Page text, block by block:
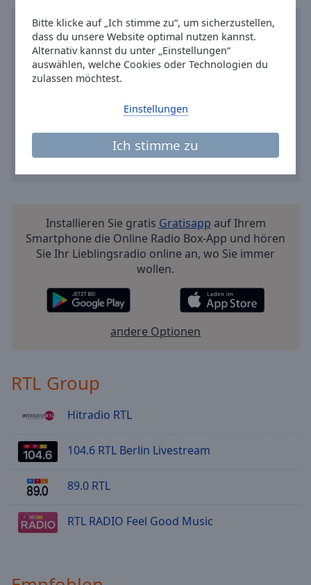
Bitte klicke auf „Ich stimme zu“, um sicherzustellen,
dass du unsere Website optimal nutzen kannst.
Alternativ kannst du unter „Einstellungen“
auswählen, welche Cookies oder Technologien du
zulassen möchtest.
Ich stimme zu
Einstellungen
Installieren Sie gratis Gratisapp auf Ihrem
Smartphone die Online Radio Box-App und hören
Sie Ihr Lieblingsradio online an, wo Sie immer
wollen.
andere Optionen
RTL Group
Hitradio RTL
104.6 RTL Berlin Livestream
89.0 RTL
RTL RADIO Feel Good Music